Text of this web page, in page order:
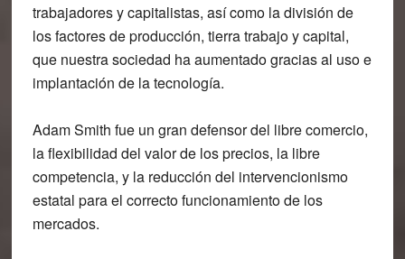
trabajadores y capitalistas, así como la división de
los factores de producción, tierra trabajo y capital,
que nuestra sociedad ha aumentado gracias al uso e
implantación de la tecnología.
Adam Smith fue un gran defensor del libre comercio,
la flexibilidad del valor de los precios, la libre
competencia, y la reducción del intervencionismo
estatal para el correcto funcionamiento de los
mercados.